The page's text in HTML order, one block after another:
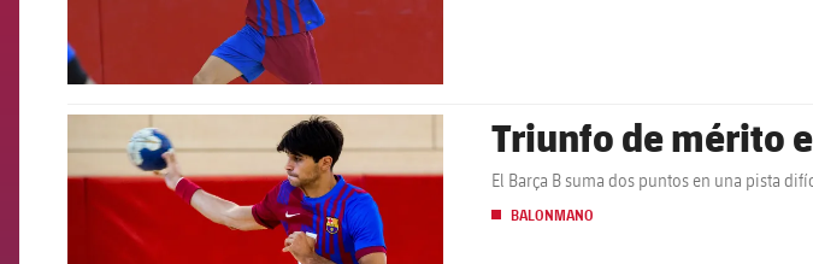
FCB Barcelona badge Triunfo de mérito
El Barça B suma dos puntos en una pista
BALONMANO